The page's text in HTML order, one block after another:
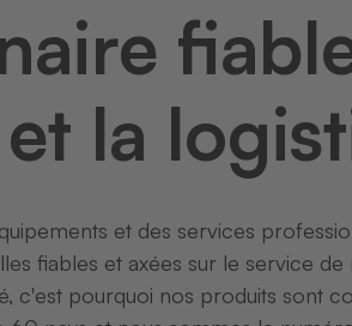
la
et des services
fiables et axées sur le service
c'est pourquoi nos produits sont